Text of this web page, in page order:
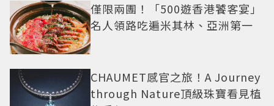
僅限兩團！「500遊香港饕客宴」
名人領路吃遍米其林、亞洲第一
CHAUMET感官之旅！A Journey
through Nature頂級珠寶看見植